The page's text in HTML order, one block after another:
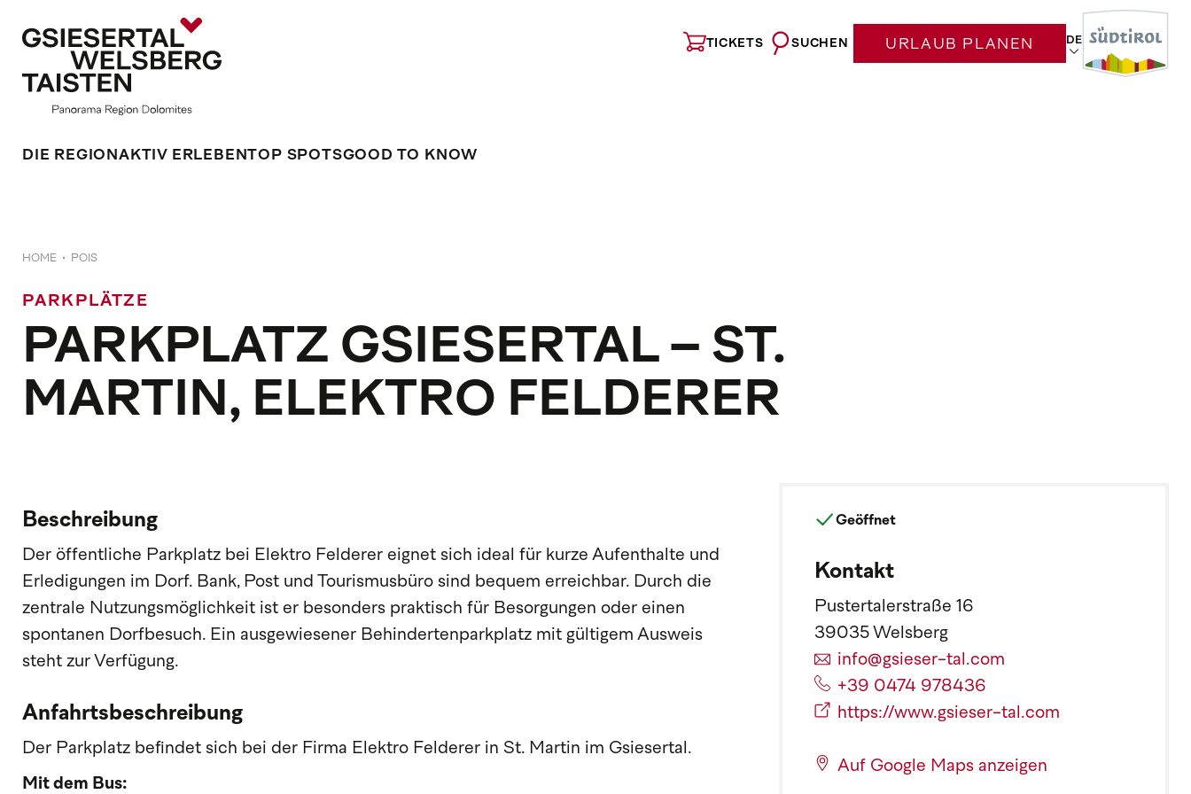
TICKETS SUCHEN URLAUB PLANEN DE
DIE REGION AKTIV ERLEBEN TOP SPOTSGOOD TO KNOW
HOME POIS
PARKPLÄTZE
PARKPLATZ GSIESERTAL – ST.
MARTIN, ELEKTRO FELDERER
Beschreibung
Der öffentliche Parkplatz bei Elektro Felderer eignet sich ideal für kurze Aufenthalte und
Erledigungen im Dorf. Bank, Post und Tourismusbüro sind bequem erreichbar. Durch die
zentrale Nutzungsmöglichkeit ist er besonders praktisch für Besorgungen oder einen
spontanen Dorfbesuch. Ein ausgewiesener Behindertenparkplatz mit gültigem Ausweis
steht zur Verfügung.
Anfahrtsbeschreibung
Der Parkplatz befindet sich bei der Firma Elektro Felderer in St. Martin im Gsiesertal.
Mit dem Bus:
Geöffnet
Kontakt
Pustertalerstraße 16
39035 Welsberg
info@gsieser-tal.com
+39 0474 978436
https://www.gsieser-tal.com
Auf Google Maps anzeigen